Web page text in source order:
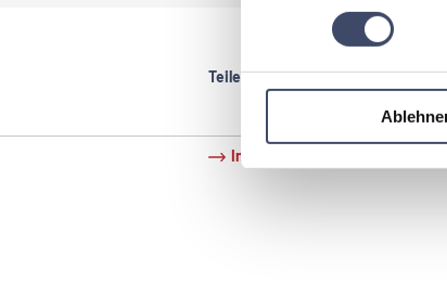
Teilen:
Impressum